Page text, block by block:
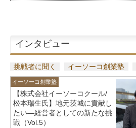
インタビュー
挑戦者に聞く イーソーコ創業塾
イーソーコ創業塾
【株式会社イーソーコクール/
松本瑞生氏】地元茨城に貢献し
たい—経営者としての新たな挑
戦（Vol.5）